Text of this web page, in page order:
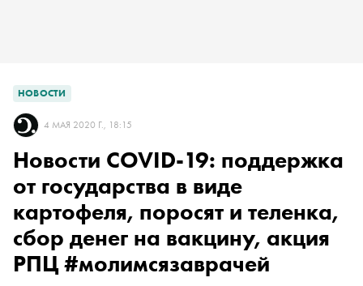
НОВОСТИ
4 МАЯ 2020 Г., 18:15
Новости COVID-19: поддержка
от государства в виде
картофеля, поросят и теленка,
сбор денег на вакцину, акция
РПЦ #молимсязаврачей